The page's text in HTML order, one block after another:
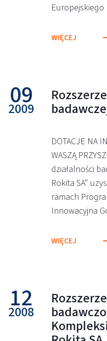
WIĘCEJ
09
2009
DOTACJE NA
WASZĄ
działalności
Rokita SA"
ramach
Innowacyjna
WIĘCEJ
12
2008